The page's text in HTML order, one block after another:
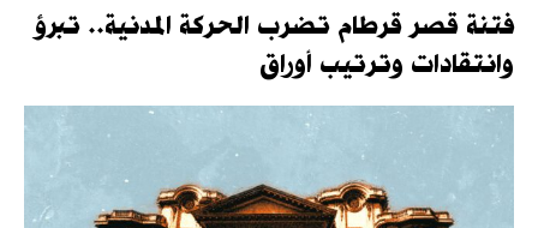
فتنة قصر قرطام تضرب الحركة المدنية.. تبرؤ
وانتقادات وترتيب أوراق